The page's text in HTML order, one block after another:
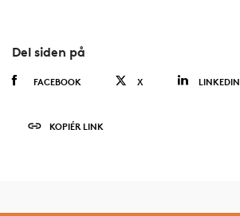
Del siden på
FACEBOOK X LINKEDIN
KOPIÉR LINK